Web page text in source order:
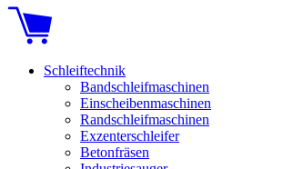
Schleiftechnik
Bandschleifmaschinen
Einscheibenmaschinen
Randschleifmaschinen
Exzenterschleifer
Betonfräsen